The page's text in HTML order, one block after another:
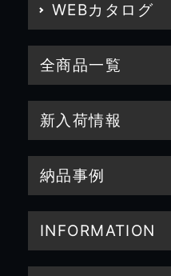
WEBカタログ
全商品一覧
新入荷情報
納品事例
INFORMATION